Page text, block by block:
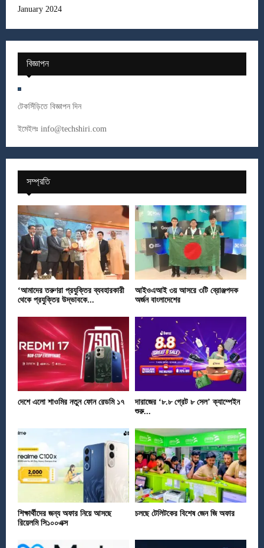
January 2024
বিজ্ঞাপন
টেকসিঁড়িতে বিজ্ঞাপন দিন
ইমেইলঃ info@techshiri.com
সম্প্রতি
‘আমাদের তরুণরা প্রযুক্তির ব্যবহারকারী
থেকে প্রযুক্তির উদ্ভাবকে...
আইওএআই ৩য় আসরে ৩টি ব্রোঞ্জপদক
অর্জন বাংলাদেশের
দেশে এলো শাওমির নতুন ফোন রেডমি ১৭
দারাজের ‘৮.৮ গ্রেট ৮ সেল’ ক্যাম্পেইন
শুরু...
শিক্ষার্থীদের জন্য অফার নিয়ে আসছে
রিয়েলমি সি১০০এক্স
চলছে টেলিটকের বিশেষ জেন জি অফার